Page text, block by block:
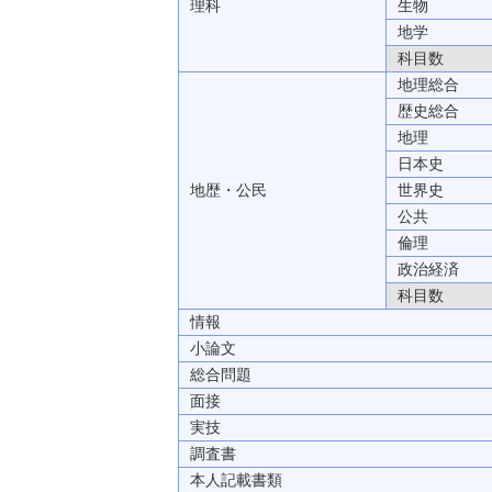
理科
生物
地学
科目数
地歴・公民
地理総合
歴史総合
地理
日本史
世界史
公共
倫理
政治経済
科目数
情報
小論文
総合問題
面接
実技
調査書
本人記載書類